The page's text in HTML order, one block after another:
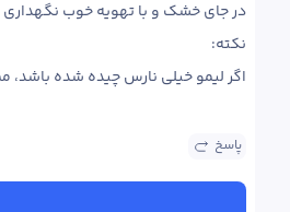
اگر لیمو خیلی نارس چیده شده باشد،
پاسخ